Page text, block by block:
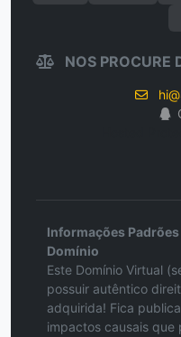
NOS PROCURE
Informações
Domínio
Este Domínio Virtual
possuir autêntico
adquirida! Fica
impactos causais que